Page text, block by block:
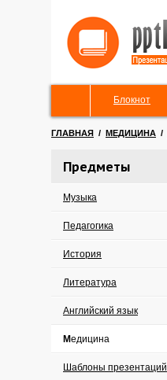
Блокнот
ГЛАВНАЯ / МЕДИЦИНА /
Предметы
Музыка
Педагогика
История
Литература
Английский язык
Медицина
Шаблоны презентаций